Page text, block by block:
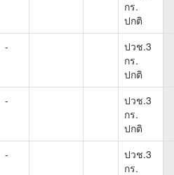
กร.
ปกติ
-
ปวช.3
กร.
ปกติ
-
ปวช.3
กร.
ปกติ
-
ปวช.3
กร.